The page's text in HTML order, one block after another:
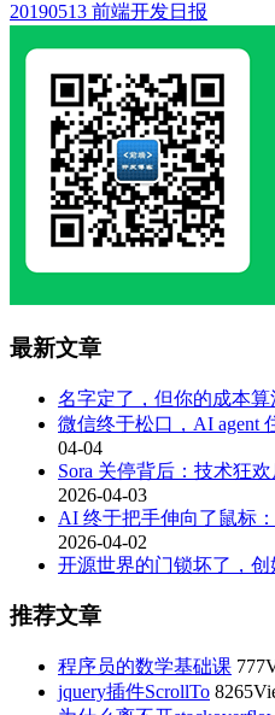
20190513 前端开发日报
最新文章
名字定了，但你的成本算
微信终于松口，AI agent
04-04
Sora 关停背后：技术狂
2026-04-03
AI 终于把手伸向了鼠标
2026-04-02
开源世界的门锁坏了，
推荐文章
程序员的数学基础课
jquery插件ScrollTo